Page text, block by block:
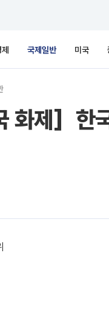
국제일반 미국
화제］한